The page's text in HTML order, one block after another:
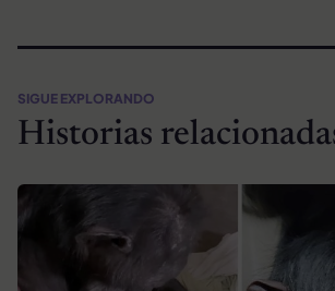
SIGUE EXPLORANDO
Historias